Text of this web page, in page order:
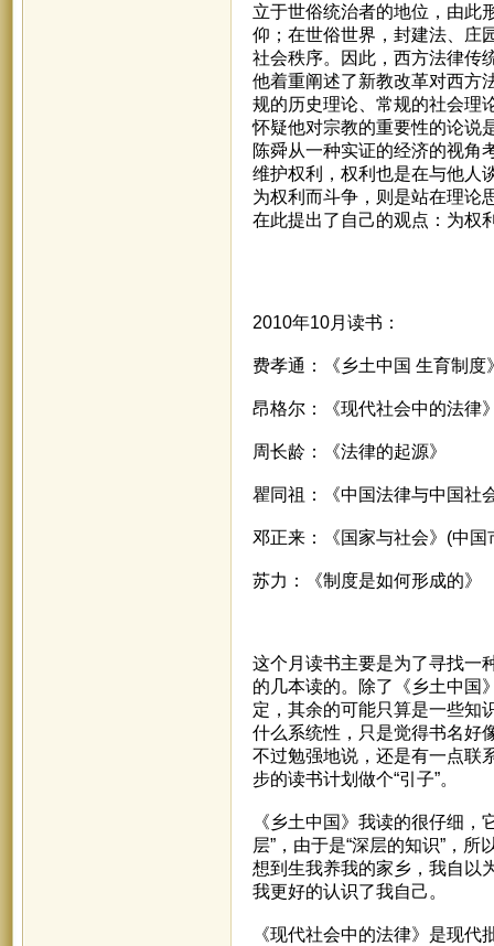
立于世俗统治者的地位，由此
仰；在世俗世界，封建法、庄
社会秩序。因此，西方法律传
他着重阐述了新教改革对西方
规的历史理论、常规的社会理
怀疑他对宗教的重要性的论说
陈舜从一种实证的经济的视角
维护权利，权利也是在与他人
为权利而斗争，则是站在理论
在此提出了自己的观点：为权
2010年10月读书：
费孝通：《乡土中国 生育制度
昂格尔：《现代社会中的法律
周长龄：《法律的起源》
瞿同祖：《中国法律与中国社
邓正来：《国家与社会》(中国
苏力：《制度是如何形成的》
这个月读书主要是为了寻找一
的几本读的。除了《乡土中国
定，其余的可能只算是一些知
什么系统性，只是觉得书名好
不过勉强地说，还是有一点联
步的读书计划做个“引子”。
《乡土中国》我读的很仔细，
层”，由于是“深层的知识”，
想到生我养我的家乡，我自以
我更好的认识了我自己。
《现代社会中的法律》是现